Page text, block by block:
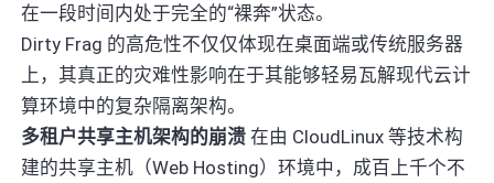
在一段时间内处于完全的“裸奔”状态。
Dirty Frag 的高危性不仅仅体现在桌面端或传统服务器
上，其真正的灾难性影响在于其能够轻易瓦解现代云计
算环境中的复杂隔离架构。
多租户共享主机架构的崩溃 在由 CloudLinux 等技术构
建的共享主机（Web Hosting）环境中，成百上千个不